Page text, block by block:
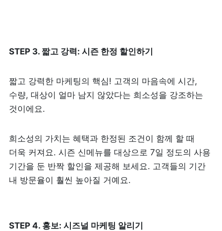
STEP 3. 짧고 강력: 시즌 한정 할인하기
짧고 강력한 마케팅의 핵심! 고객의 마음속에 시간,
수량, 대상이 얼마 남지 않았다는 희소성을 강조하는
것이에요.
희소성의 가치는 혜택과 한정된 조건이 함께 할 때
더욱 커져요. 시즌 신메뉴를 대상으로 7일 정도의 사용
기간을 둔 반짝 할인을 제공해 보세요. 고객들의 기간
내 방문율이 훨씬 높아질 거예요.
STEP 4. 홍보: 시즈널 마케팅 알리기